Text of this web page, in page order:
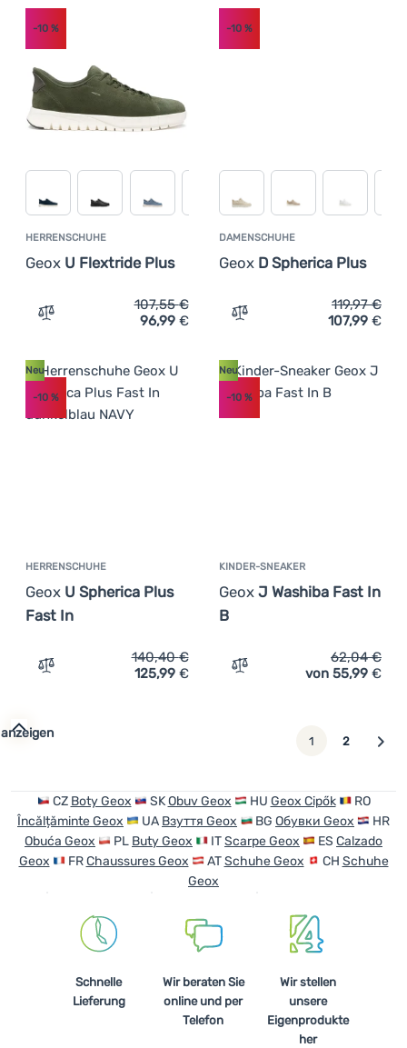
HERRENSCHUHE
Geox U Flextride Plus
-10 %
Zum Vergleich 'Herrenschuhe Geox U Flextride Plus'
107,55€
96,99 €
DAMENSCHUHE
Geox D Spherica Plus
-10%
Zum Vergleich
119,97€
107,99 €
HERRENSCHUHE
Geox U Spherica Plus
Fast In
Neu
-10 %
Zum Vergleich 'Herrenschuhe Geox U Spherica Plus
140,40€
125,99 €
KINDER-SNEAKER
Geox J Washiba Fast In
B
Neu
-10%
Zum Vergleich 'Kinder-
62,04€
von 55,99 €
1 2 weiter
CZ Boty Geox SKObuv Geox HU Geox Cipők
RO
Încălțăminte Geox
UA Взуття Geox BG Обувки Geox
HR
Obuća Geox
PL Buty Geox ITScarpe Geox ES Calzado
Geox
FRChaussures Geox ATSchuhe Geox CH Schuhe
Geox
Schnelle
Lieferung
Wir beraten Sie
online und per
Telefon
Wir stellen
unsere
Eigenprodukte
her